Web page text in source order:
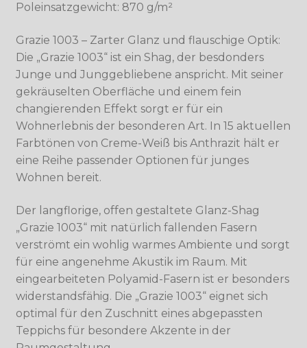
Poleinsatzgewicht: 870 g/m²
Grazie 1003 – Zarter Glanz und flauschige Optik:
Die „Grazie 1003“ ist ein Shag, der besdonders
Junge und Junggebliebene anspricht. Mit seiner
gekräuselten Oberfläche und einem fein
changierenden Effekt sorgt er für ein
Wohnerlebnis der besonderen Art. In 15 aktuellen
Farbtönen von Creme-Weiß bis Anthrazit hält er
eine Reihe passender Optionen für junges
Wohnen bereit.
Der langflorige, offen gestaltete Glanz-Shag
„Grazie 1003“ mit natürlich fallenden Fasern
verströmt ein wohlig warmes Ambiente und sorgt
für eine angenehme Akustik im Raum. Mit
eingearbeiteten Polyamid-Fasern ist er besonders
widerstandsfähig. Die „Grazie 1003“ eignet sich
optimal für den Zuschnitt eines abgepassten
Teppichs für besondere Akzente in der